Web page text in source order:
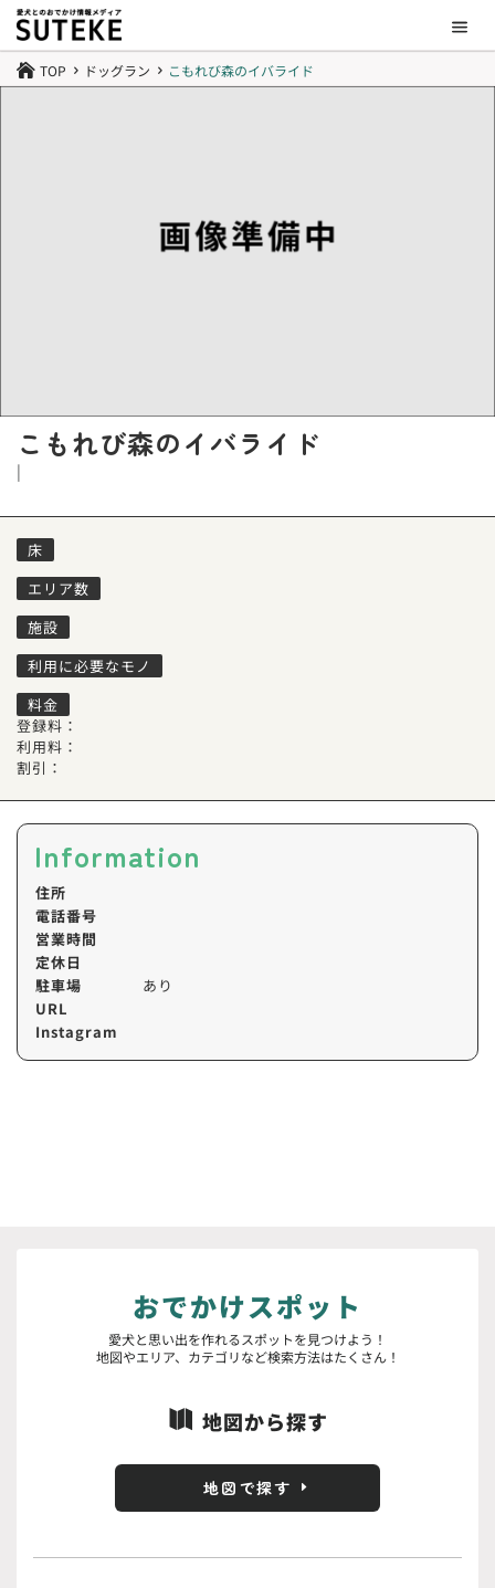
 TOP 5 ドッグラン 5 こもれび森のイバライド
こもれび森のイバライド
|
床
エリア数
施設
利用に必要なモノ
料金
登録料：
利用料：
割引：
Information
住所
電話番号
営業時間
定休日
駐車場
あり
URL
Instagram
おでかけスポット
愛犬と思い出を作れるスポットを見つけよう！
地図やエリア、カテゴリなど検索方法はたくさん！
 地図から探す
地図で探す